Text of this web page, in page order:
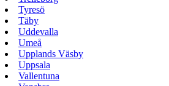
Tyresö
Täby
Uddevalla
Umeå
Upplands Väsby
Uppsala
Vallentuna